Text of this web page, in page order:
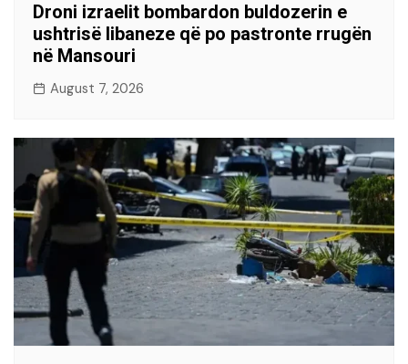
Droni izraelit bombardon buldozerin e
ushtrisë libaneze që po pastronte rrugën
në Mansouri
August 7, 2026